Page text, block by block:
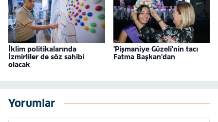
İklim politikalarında
İzmirliler de söz sahibi
olacak
'Pişmaniye Güzeli'nin tacı
Fatma Başkan'dan
Yorumlar